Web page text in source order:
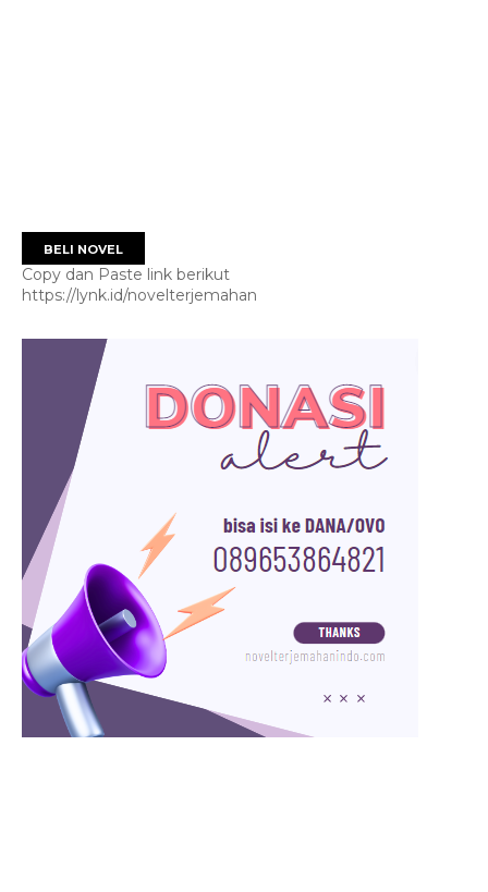
BELI NOVEL
Copy dan Paste link berikut
https://lynk.id/novelterjemahan